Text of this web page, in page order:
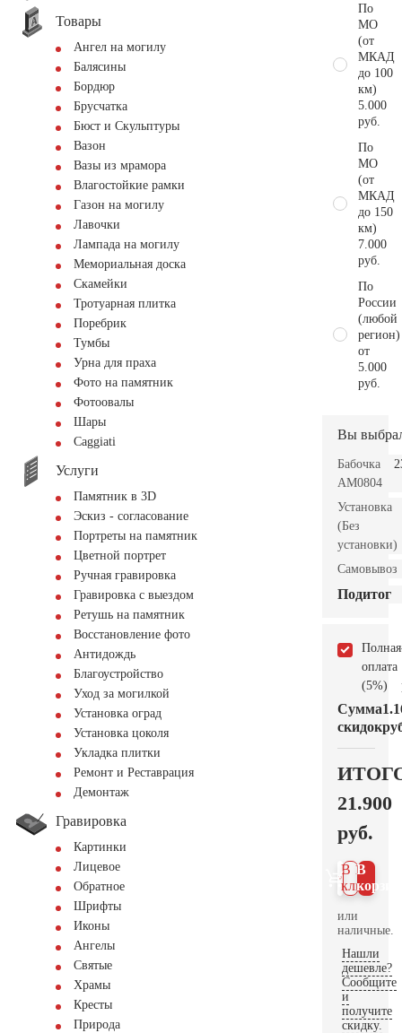
Товары
Ангел на могилу
Балясины
Бордюр
Брусчатка
Бюст и Скульптуры
Вазон
Вазы из мрамора
Влагостойкие рамки
Газон на могилу
Лавочки
Лампада на могилу
Мемориальная доска
Скамейки
Тротуарная плитка
Поребрик
Тумбы
Урна для праха
Фото на памятник
Фотоовалы
Шары
Сaggiati
Услуги
Памятник в 3D
Эскиз - согласование
Портреты на памятник
Цветной портрет
Ручная гравировка
Гравировка с выездом
Ретушь на памятник
Восстановление фото
Антидождь
Благоустройство
Уход за могилкой
Установка оград
Установка цоколя
Укладка плитки
Ремонт и Реставрация
Демонтаж
Гравировка
Картинки
Лицевое
Обратное
Шрифты
Иконы
Ангелы
Святые
Храмы
Кресты
Природа
По
МО
(от
МКАД
до 100
км)
5.000
руб.
По
МО
(от
МКАД
до 150
км)
7.000
руб.
По
России
(любой
регион)
от
5.000
руб.
Вы
Бабочка
AM0804
Установка
(Без
установки)
Самовывоз
Подитог
Полная
оплата
(5%)
Сумма
скидок
21.900
руб.
В
В 1
клик
или
наличные.
Нашли
дешевле?
Сообщите
и
получите
скидку.